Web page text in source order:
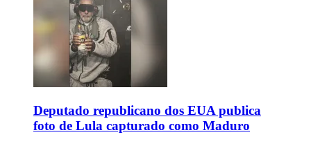
Deputado republicano dos EUA publica
foto de Lula capturado como Maduro